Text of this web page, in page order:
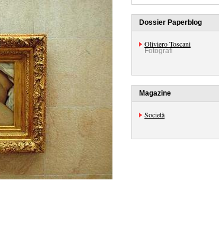
Dossier Paperblog
Oliviero Toscani
Fotografi
Magazine
Società